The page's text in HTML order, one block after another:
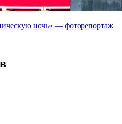
ночь» — фоторепортаж